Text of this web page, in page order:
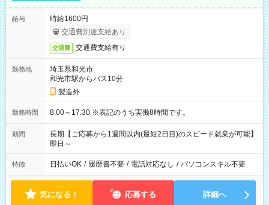
給与
時給1600円
交通費別途支給あり
交通費 交通費支給有り
勤務地
埼玉県和光市
和光市駅からバス10分
製造外
勤務時間 8:00～17:30 ※表記のうち実働8時間です。
期間
長期【ご応募から1週間以内(最短2日目)のスピード就業が可能】
即日～
特徴 日払いOK / 履歴書不要 / 電話対応なし / パソコンスキル不要
気になる！ 応募する 詳細へ